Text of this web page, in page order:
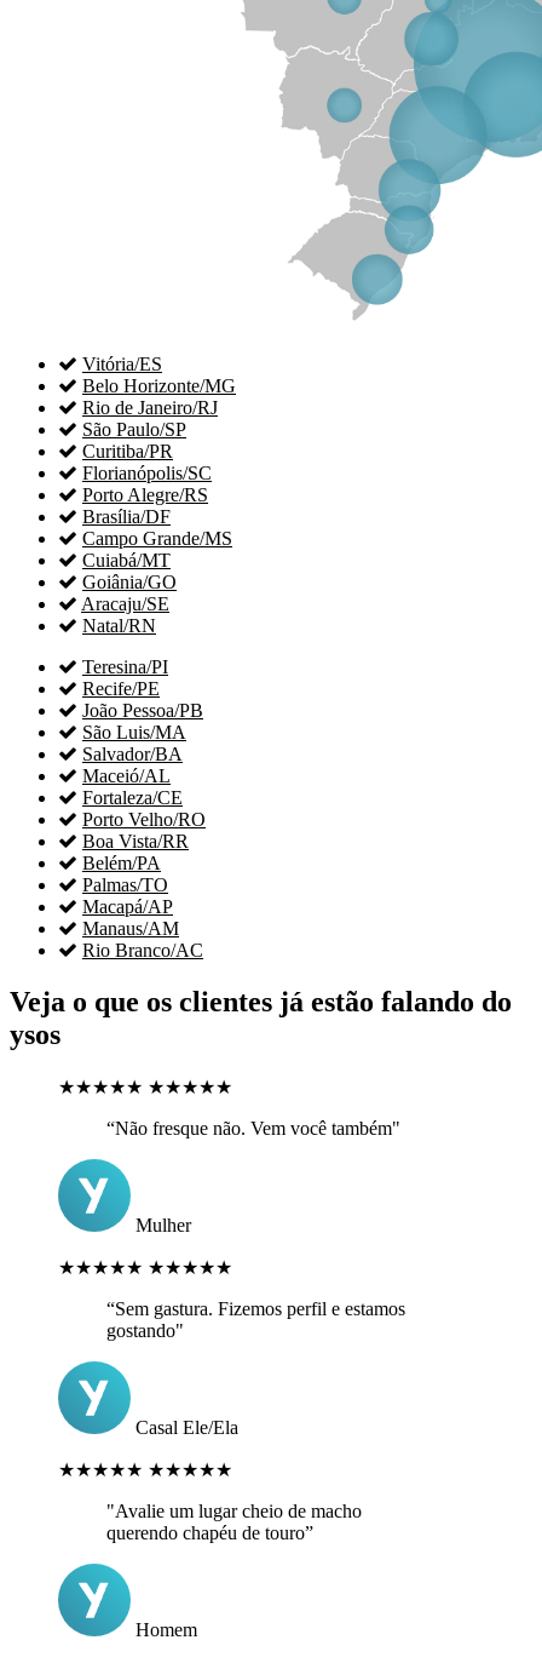
 Vitória/ES
 Belo Horizonte/MG
 Rio de Janeiro/RJ
 São Paulo/SP
 Curitiba/PR
 Florianópolis/SC
 Porto Alegre/RS
 Brasília/DF
 Campo Grande/MS
 Cuiabá/MT
 Goiânia/GO
 Aracaju/SE
 Natal/RN
 Teresina/PI
 Recife/PE
 João Pessoa/PB
 São Luis/MA
 Salvador/BA
 Maceió/AL
 Fortaleza/CE
 Porto Velho/RO
 Boa Vista/RR
 Belém/PA
 Palmas/TO
 Macapá/AP
 Manaus/AM
 Rio Branco/AC
Veja o que os clientes já estão falando do
ysos
★★★★★ ★★★★★
“Não fresque não. Vem você também"
Mulher
★★★★★ ★★★★★
“Sem gastura. Fizemos perfil e estamos
gostando"
Casal Ele/Ela
★★★★★ ★★★★★
"Avalie um lugar cheio de macho
querendo chapéu de touro”
Homem